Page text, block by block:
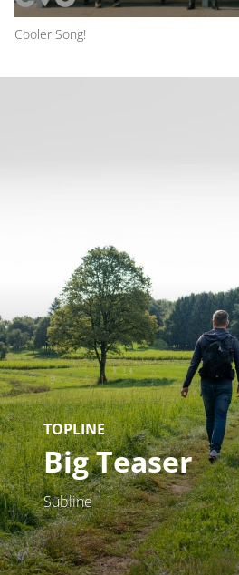
Cooler Song!
TOPLINE
Big Teaser
Subline